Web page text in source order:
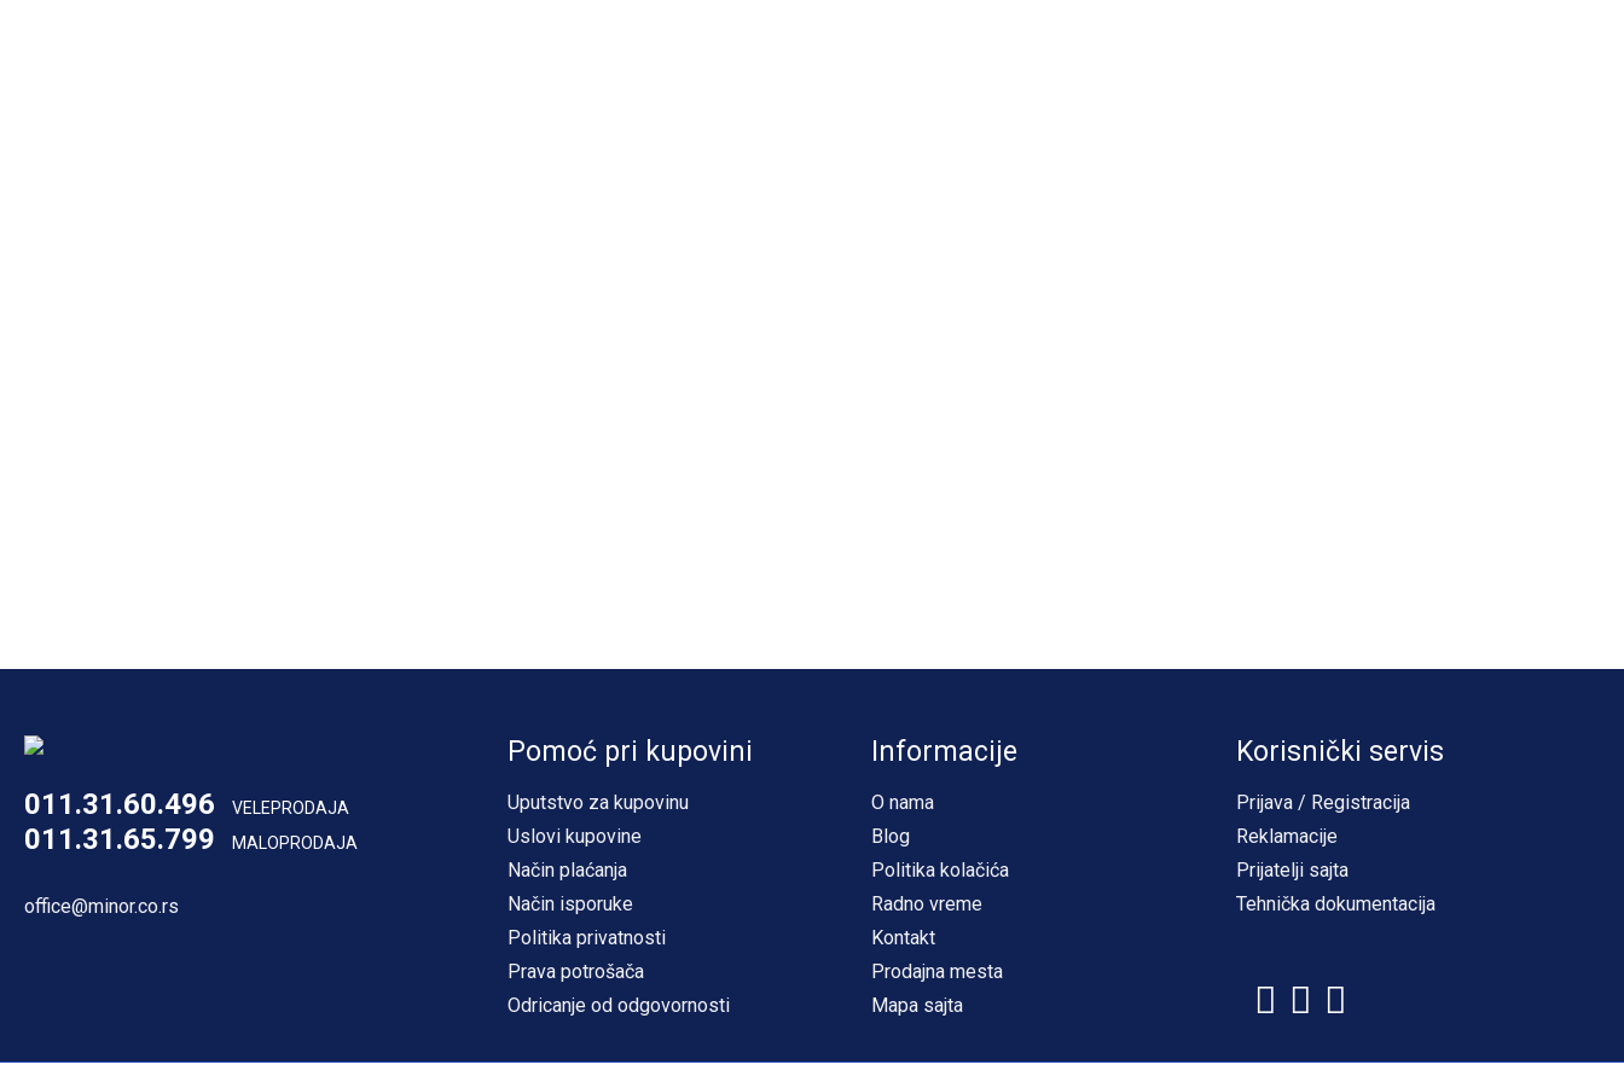
011.31.60.496 VELEPRODAJA
011.31.65.799 MALOPRODAJA
office@minor.co.rs
Pomoć pri kupovini
Uputstvo za kupovinu
Uslovi kupovine
Način plaćanja
Način isporuke
Politika privatnosti
Prava potrošača
Odricanje od odgovornosti
Informacije
O nama
Blog
Politika kolačića
Radno vreme
Kontakt
Prodajna mesta
Mapa sajta
Korisnički servis
Prijava / Registracija
Reklamacije
Prijatelji sajta
Tehnička dokumentacija